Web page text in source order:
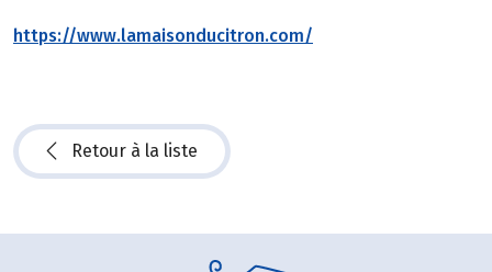
https://www.lamaisonducitron.com/
Retour à la liste